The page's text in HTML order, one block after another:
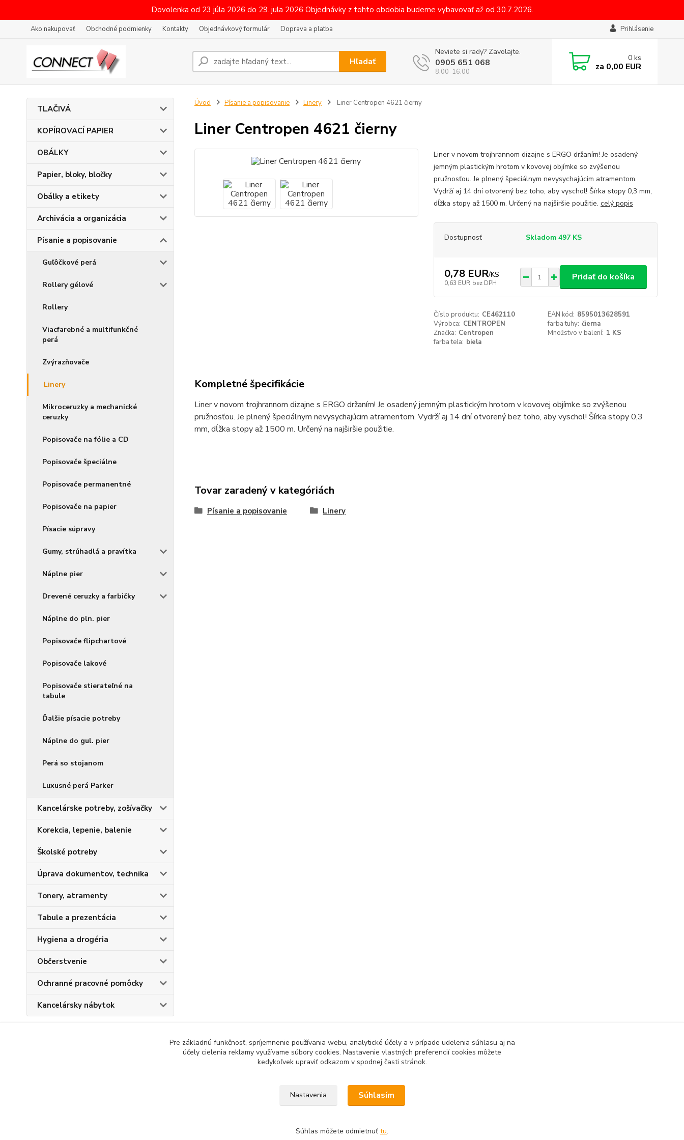
Dovolenka od 23 júla 2026 do 29. jula 2026 Objednávky z tohto obdobia budeme vybavovať až od 30.7.2026.
Ako nakupovať Obchodné podmienky Kontakty Objednávkový formulár Doprava a platba Prihlásenie
Hľadať
Neviete si rady? Zavolajte.
0905 651 068
8.00-16.00
0 ks
za 0,00 EUR
TLAČIVÁ
KOPÍROVACÍ PAPIER
OBÁLKY
Papier, bloky, bločky
Obálky a etikety
Archivácia a organizácia
Písanie a popisovanie
Guľôčkové perá
Rollery gélové
Rollery
Viacfarebné a multifunkčné
perá
Zvýrazňovače
Linery
Mikroceruzky a mechanické
ceruzky
Popisovače na fólie a CD
Popisovače špeciálne
Popisovače permanentné
Popisovače na papier
Písacie súpravy
Gumy, strúhadlá a pravítka
Náplne pier
Drevené ceruzky a farbičky
Náplne do pln. pier
Popisovače flipchartové
Popisovače lakové
Popisovače stierateľné na
tabule
Ďalšie písacie potreby
Náplne do gul. pier
Perá so stojanom
Luxusné perá Parker
Kancelárske potreby, zošívačky
Korekcia, lepenie, balenie
Školské potreby
Úprava dokumentov, technika
Tonery, atramenty
Tabule a prezentácia
Hygiena a drogéria
Občerstvenie
Ochranné pracovné pomôcky
Kancelársky nábytok
Úvod Písanie a popisovanie Linery Liner Centropen 4621 čierny
Liner Centropen 4621 čierny
Liner v novom trojhrannom dizajne s ERGO držaním! Je osadený
jemným plastickým hrotom v kovovej objímke so zvýšenou
pružnosťou. Je plnený špeciálnym nevysychajúcim atramentom.
Vydrží aj 14 dní otvorený bez toho, aby vyschol! Šírka stopy 0,3 mm,
dĺžka stopy až 1500 m. Určený na najširšie použitie. celý popis
Dostupnosť Skladom 497 KS
0,78 EUR/KS
0,63 EUR bez DPH
Pridať do košíka
Číslo produktu: CE462110 EAN kód: 8595013628591
Výrobca: CENTROPEN farba tuhy: čierna
Značka: Centropen Množstvo v balení: 1 KS
farba tela: biela
Kompletné špecifikácie
Liner v novom trojhrannom dizajne s ERGO držaním! Je osadený jemným plastickým hrotom v kovovej objímke so zvýšenou
pružnosťou. Je plnený špeciálnym nevysychajúcim atramentom. Vydrží aj 14 dní otvorený bez toho, aby vyschol! Šírka stopy 0,3
mm, dĺžka stopy až 1500 m. Určený na najširšie použitie.
Tovar zaradený v kategóriách
Písanie a popisovanie Linery
Upravit sběr cookies.
Pre základnú funkčnosť, spríjemnenie používania webu, analytické účely a v prípade udelenia súhlasu aj na
účely cielenia reklamy využívame súbory cookies. Nastavenie vlastných preferencií cookies môžete
kedykoľvek upraviť odkazom v spodnej časti stránok.
Nastavenia Súhlasím
Súhlas môžete odmietnuť tu.